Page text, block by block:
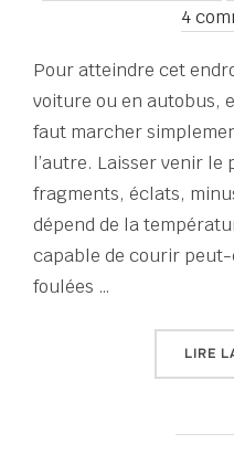
4
Pour atteindre cet
voiture ou en autobus,
faut marcher
l’autre. Laisser venir le
fragments, éclats,
dépend de la
capable de courir
foulées …
LIRE